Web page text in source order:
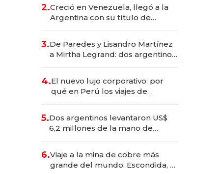
2.Creció en Venezuela, llegó a la
Argentina con su título de
las marcas "fast premium"
3.De Paredes y Lisandro Martínez
a Mirtha Legrand: dos argentinos
4.El nuevo lujo corporativo: por
qué en Perú los viajes de
para convertirse en experiencias
transformadoras
5.Dos argentinos levantaron US$
6,2 millones de la mano de
6.Viaje a la mina de cobre más
grande del mundo: Escondida, el